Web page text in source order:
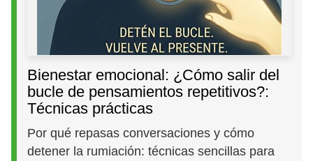
Bienestar emocional: ¿Cómo salir del
bucle de pensamientos repetitivos?:
Técnicas prácticas
Por qué repasas conversaciones y cómo
detener la rumiación: técnicas sencillas para